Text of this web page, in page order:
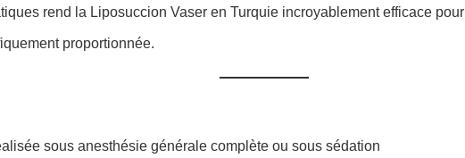
rend la Liposuccion Vaser en Turquie incroyablement efficace pour
proportionnée.
sous anesthésie générale complète ou sous sédation